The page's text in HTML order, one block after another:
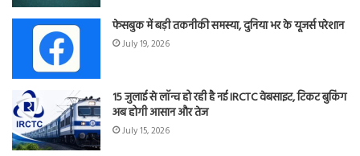
फेसबुक में बड़ी तकनीकी समस्या, दुनिया भर के यूजर्स परेशान
July 19, 2026
15 जुलाई से लॉन्च हो रही है नई IRCTC वेबसाइट, टिकट बुकिंग
अब होगी आसान और तेज
July 15, 2026